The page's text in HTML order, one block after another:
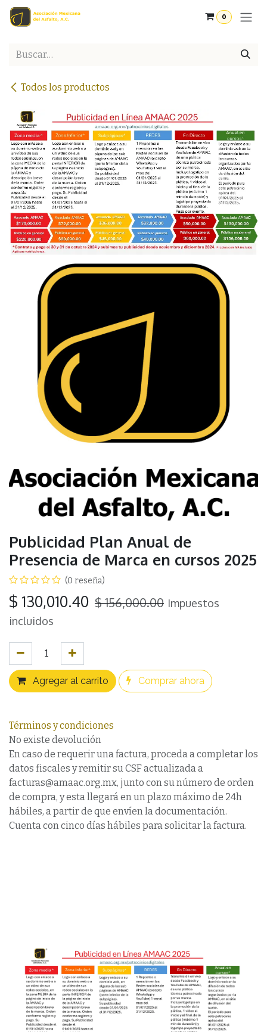
Ir al contenido
0
Todos los productos
Publicidad Plan Anual de
Presencia de Marca en cursos 2025
(0 reseña)
$ 130,010.40 $156,000.00 Impuestos
incluidos
Agregar al carrito Comprar ahora
Términos y condiciones
No existe devolución
En caso de requerir una factura, proceda a completar los
datos fiscales y remitir su CSF actualizada a
facturas@amaac.org.mx, junto con su número de orden
de compra, y esta llegará en un plazo máximo de 24h
hábiles, a partir de que envíen la documentación.
Cuenta con cinco días hábiles para solicitar la factura.